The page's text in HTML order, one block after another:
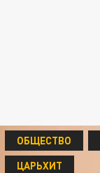
ОБЩЕСТВО
ЦАРЬХИТ